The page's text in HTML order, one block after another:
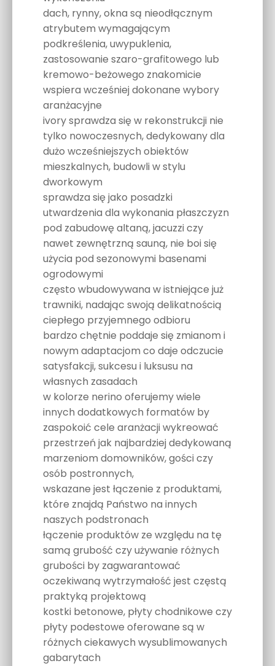
dach, rynny, okna są nieodłącznym
atrybutem wymagającym
podkreślenia, uwypuklenia,
zastosowanie szaro-grafitowego lub
kremowo-beżowego znakomicie
wspiera wcześniej dokonane wybory
aranżacyjne
ivory sprawdza się w rekonstrukcji nie
tylko nowoczesnych, dedykowany dla
dużo wcześniejszych obiektów
mieszkalnych, budowli w stylu
dworkowym
sprawdza się jako posadzki
utwardzenia dla wykonania płaszczyzn
pod zabudowę altaną, jacuzzi czy
nawet zewnętrzną sauną, nie boi się
użycia pod sezonowymi basenami
ogrodowymi
często wbudowywana w istniejące już
trawniki, nadając swoją delikatnością
ciepłego przyjemnego odbioru
bardzo chętnie poddaje się zmianom i
nowym adaptacjom co daje odczucie
satysfakcji, sukcesu i luksusu na
własnych zasadach
w kolorze nerino oferujemy wiele
innych dodatkowych formatów by
zaspokoić cele aranżacji wykreować
przestrzeń jak najbardziej dedykowaną
marzeniom domowników, gości czy
osób postronnych,
wskazane jest łączenie z produktami,
które znajdą Państwo na innych
naszych podstronach
łączenie produktów ze względu na tę
samą grubość czy używanie różnych
grubości by zagwarantować
oczekiwaną wytrzymałość jest częstą
praktyką projektową
kostki betonowe, płyty chodnikowe czy
płyty podestowe oferowane są w
różnych ciekawych wysublimowanych
gabarytach